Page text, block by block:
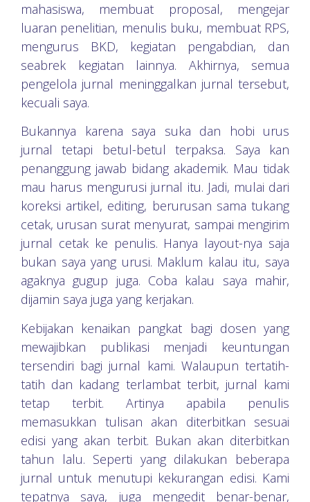
mahasiswa, membuat proposal, mengejar
luaran penelitian, menulis buku, membuat RPS,
mengurus BKD, kegiatan pengabdian, dan
seabrek kegiatan lainnya. Akhirnya, semua
pengelola jurnal meninggalkan jurnal tersebut,
kecuali saya.
Bukannya karena saya suka dan hobi urus
jurnal tetapi betul-betul terpaksa. Saya kan
penanggung jawab bidang akademik. Mau tidak
mau harus mengurusi jurnal itu. Jadi, mulai dari
koreksi artikel, editing, berurusan sama tukang
cetak, urusan surat menyurat, sampai mengirim
jurnal cetak ke penulis. Hanya layout-nya saja
bukan saya yang urusi. Maklum kalau itu, saya
agaknya gugup juga. Coba kalau saya mahir,
dijamin saya juga yang kerjakan.
Kebijakan kenaikan pangkat bagi dosen yang
mewajibkan publikasi menjadi keuntungan
tersendiri bagi jurnal kami. Walaupun tertatih-
tatih dan kadang terlambat terbit, jurnal kami
tetap terbit. Artinya apabila penulis
memasukkan tulisan akan diterbitkan sesuai
edisi yang akan terbit. Bukan akan diterbitkan
tahun lalu. Seperti yang dilakukan beberapa
jurnal untuk menutupi kekurangan edisi. Kami
tepatnya saya, juga mengedit benar-benar,